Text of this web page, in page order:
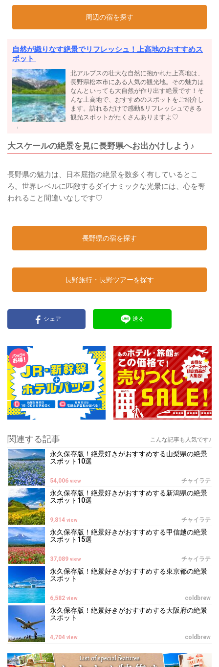
周辺の宿を探す
自然が織りなす絶景でリフレッシュ！上高地のおすすめス
ポット
北アルプスの壮大な自然に抱かれた上高地は、
長野県松本市にある人気の観光地。その魅力は
なんといっても大自然が作り出す絶景です！そ
んな上高地で、おすすめのスポットをご紹介し
ます。訪れるだけで感動&リフレッシュできる
観光スポットがたくさんありますよ♡
大スケールの絶景を見に長野県へお出かけしよう♪
長野県の魅力は、日本屈指の絶景を数多く有しているとこ
ろ。世界レベルに匹敵するダイナミックな光景には、心を奪
われること間違いなしです♡
長野県の宿を探す
長野旅行・長野ツアーを探す
シェア 送る
関連する記事 こんな記事も人気です♪
永久保存版！絶景好きがおすすめする山梨県の絶景
スポット10選
チャイラテ
54,006 view
永久保存版！絶景好きがおすすめする新潟県の絶景
スポット10選
チャイラテ
9,814 view
永久保存版！絶景好きがおすすめする甲信越の絶景
スポット15選
チャイラテ
37,089 view
永久保存版！絶景好きがおすすめする東京都の絶景
スポット
coldbrew
6,582 view
永久保存版！絶景好きがおすすめする大阪府の絶景
スポット
coldbrew
4,704 view